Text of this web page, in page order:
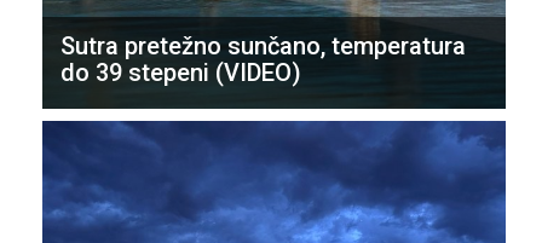
Sutra pretežno sunčano, temperatura
do 39 stepeni (VIDEO)